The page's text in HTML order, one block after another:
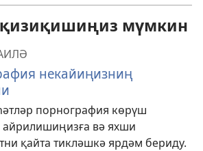
қизиқишиңиз мүмкин
некайиңизниң
порнография көрүш
вә яхши
қайта тикләшкә ярдәм бериду.